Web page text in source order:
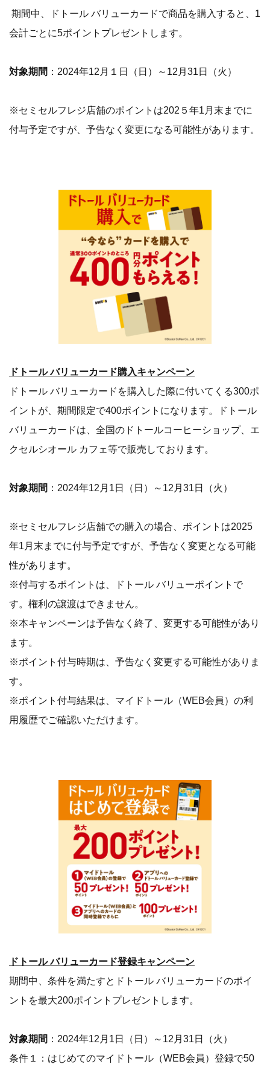
期間中、ドトール バリューカードで商品を購入すると、1
会計ごとに5ポイントプレゼントします。
対象期間 ：2024年12月１日（日）～12月31日（火）
※セミセルフレジ店舗のポイントは202５年1月末までに
付与予定ですが、予告なく変更になる可能性があります。
ドトール バリューカード購入キャンペーン
ドトール バリューカードを購入した際に付いてくる300ポ
イントが、期間限定で400ポイントになります。ドトール
バリューカードは、全国のドトールコーヒーショップ、エ
クセルシオール カフェ等で販売しております。
対象期間 ：2024年12月1日（日）～12月31日（火）
※セミセルフレジ店舗での購入の場合、ポイントは2025
年1月末までに付与予定ですが、予告なく変更となる可能
性があります。
※付与するポイントは、ドトール バリューポイントで
す。権利の譲渡はできません。
※本キャンペーンは予告なく終了、変更する可能性があり
ます。
※ポイント付与時期は、予告なく変更する可能性がありま
す。
※ポイント付与結果は、マイドトール（WEB会員）の利
用履歴でご確認いただけます。
ドトール バリューカード登録キャンペーン
期間中、条件を満たすとドトール バリューカードのポイ
ントを最大200ポイントプレゼントします。
対象期間 ：2024年12月1日（日）～12月31日（火）
条件１：はじめてのマイドトール（WEB会員）登録で50